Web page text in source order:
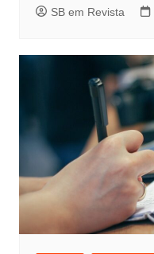
SB em Revista